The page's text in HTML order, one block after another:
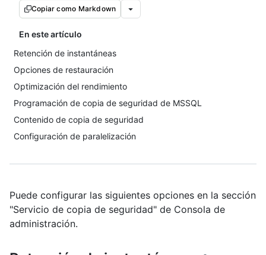
Copiar como Markdown
En este artículo
Retención de instantáneas
Opciones de restauración
Optimización del rendimiento
Programación de copia de seguridad de MSSQL
Contenido de copia de seguridad
Configuración de paralelización
Puede configurar las siguientes opciones en la sección
"Servicio de copia de seguridad" de Consola de
administración.